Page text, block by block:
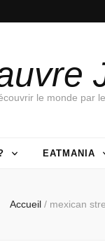
le monde par
EATMANIA
Accueil / mexican